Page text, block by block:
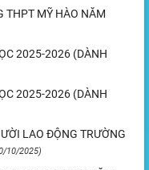
THPT MỸ HÀO NĂM
2025-2026 (DÀNH
2025-2026 (DÀNH
LAO ĐỘNG TRƯỜNG
10/2025)